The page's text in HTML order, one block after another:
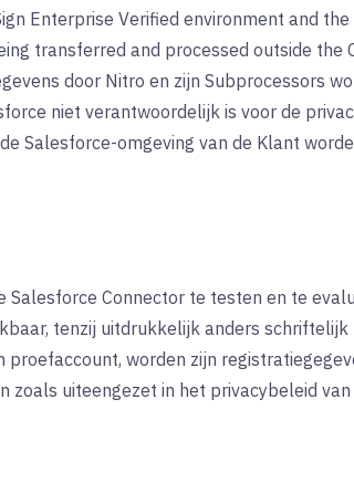
Enterprise Verified environment and the
transferred and processed outside the
door Nitro en zijn Subprocessors
niet verantwoordelijk is voor de
Salesforce-omgeving van de Klant
Connector te testen en te
tenzij uitdrukkelijk anders schriftelijk
worden zijn
uiteengezet in het privacybeleid van